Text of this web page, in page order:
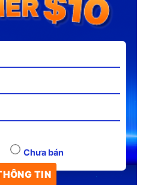
Chưa bán